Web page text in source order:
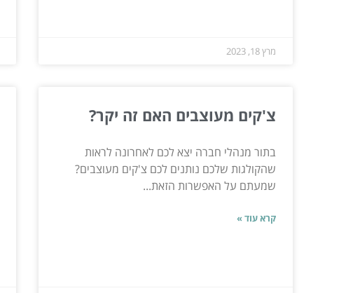
מרץ 18, 2023
צ'קים מעוצבים האם זה יקר?
בתור מנהלי חברה יצא לכם לאחרונה לראות
שהקולגות שלכם נותנים לכם צ'קים מעוצבים?
שמעתם על האפשרות הזאת...
קרא עוד »